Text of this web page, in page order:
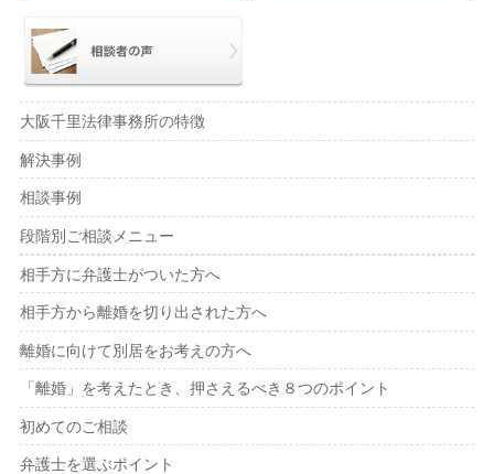
大阪千里法律事務所の特徴
解決事例
相談事例
段階別ご相談メニュー
相手方に弁護士がついた方へ
相手方から離婚を切り出された方へ
離婚に向けて別居をお考えの方へ
「離婚」を考えたとき、押さえるべき８つのポイント
初めてのご相談
弁護士を選ぶポイント